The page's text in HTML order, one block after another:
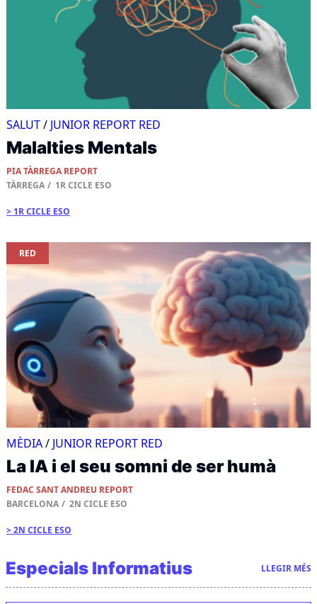
SALUT/ JUNIOR REPORT RED
Malalties Mentals
PIA TÀRREGA REPORT
TÀRREGA
1R CICLE ESO
1R CICLE ESO
RED
MÈDIA/ JUNIOR REPORT RED
La IA i el seu somni de ser humà
FEDAC SANT ANDREU REPORT
BARCELONA
2N CICLE ESO
2N CICLE ESO
Especials Informatius LLEGIR MÉS